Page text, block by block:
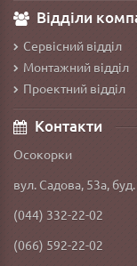
Відділи
Сервісний відділ
Монтажний відділ
Проектний відділ
Контакти
Осокорки
вул. Садова, 53а,
(044) 332-22-02
(066) 592-22-02